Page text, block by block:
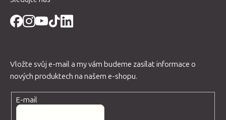
Vložte svůj e-mail a my vám budeme zasílat informace o
nových produktech na našem e-shopu.
E-mail